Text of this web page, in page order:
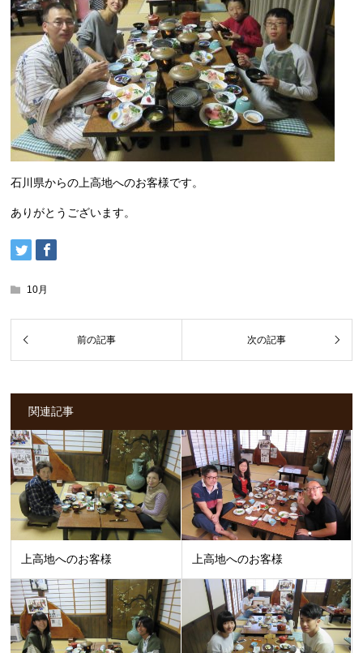
石川県からの上高地へのお客様です。
ありがとうございます。
10月
関連記事
上高地へのお客様 上高地へのお客様